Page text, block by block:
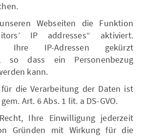
Webseiten die Funktion
IP addresses“ aktiviert.
Ihre IP-Adressen gekürzt
so dass ein Personenbezug
kann.
für die Verarbeitung der Daten ist
Art. 6 Abs. 1 lit. a DS-GVO.
Ihre Einwilligung jederzeit
Gründen mit Wirkung für die